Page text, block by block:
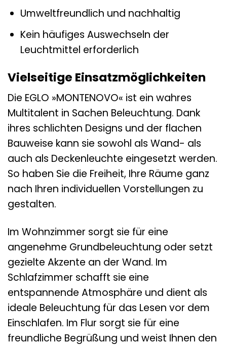
Umweltfreundlich und nachhaltig
Kein häufiges Auswechseln der
Leuchtmittel erforderlich
Vielseitige Einsatzmöglichkeiten
Die EGLO »MONTENOVO« ist ein wahres
Multitalent in Sachen Beleuchtung. Dank
ihres schlichten Designs und der flachen
Bauweise kann sie sowohl als Wand- als
auch als Deckenleuchte eingesetzt werden.
So haben Sie die Freiheit, Ihre Räume ganz
nach Ihren individuellen Vorstellungen zu
gestalten.
Im Wohnzimmer sorgt sie für eine
angenehme Grundbeleuchtung oder setzt
gezielte Akzente an der Wand. Im
Schlafzimmer schafft sie eine
entspannende Atmosphäre und dient als
ideale Beleuchtung für das Lesen vor dem
Einschlafen. Im Flur sorgt sie für eine
freundliche Begrüßung und weist Ihnen den